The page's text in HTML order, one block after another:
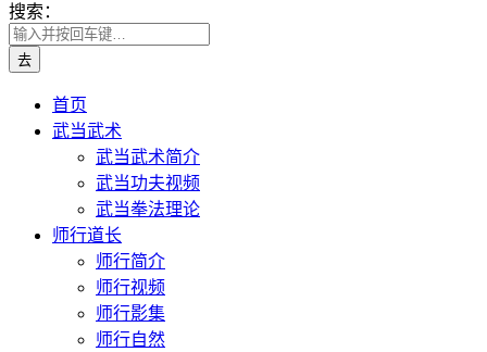
搜索：
首页
武当武术
武当武术简介
武当功夫视频
武当拳法理论
师行道长
师行简介
师行视频
师行影集
师行自然